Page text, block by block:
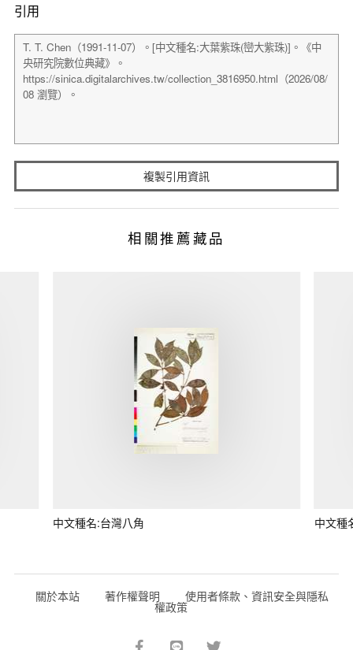
引用
複製引用資訊
相關推薦藏品
中文種名:台灣八角 中文種
關於本站 著作權聲明 使用者條款、資訊安全與隱私
權政策